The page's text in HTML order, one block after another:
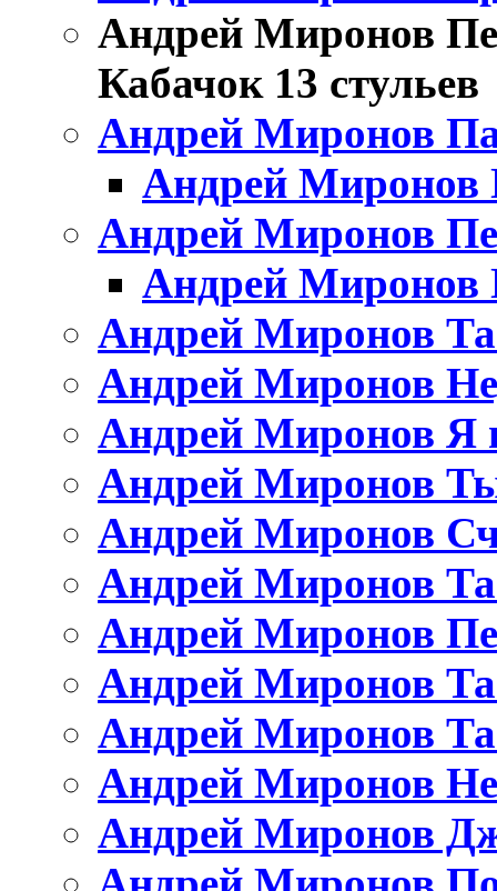
Андрей Миронов
Кабачок 13 стульев
Андрей Миронов
Андрей Миронов
Андрей Миронов
Андрей Миронов
Андрей Миронов
Андрей Миронов
Андрей Миронов Я
Андрей Миронов
Андрей Миронов
Андрей Миронов
Андрей Миронов
Андрей Миронов
Андрей Миронов
Андрей Миронов
Андрей Миронов